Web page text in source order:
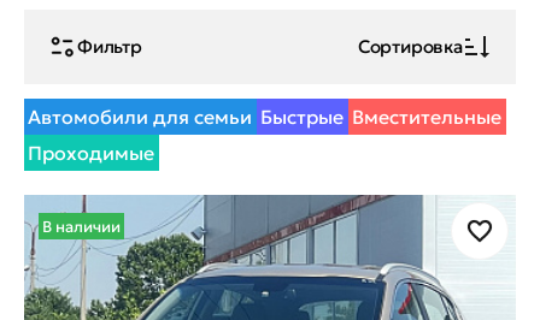
Фильтр Сортировка
Автомобили для семьи Быстрые Вместительные
Проходимые
В наличии